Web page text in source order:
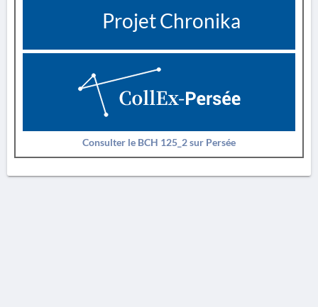
Projet Chronika
Consulter le BCH 125_2 sur Persée